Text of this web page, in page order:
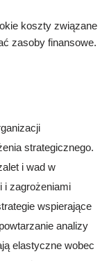
koszty związane
zasoby finansowe.
strategicznego.
i wad w
i zagrożeniami
wspierające
analizy
elastyczne wobec